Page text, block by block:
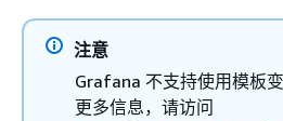
注意
Grafana 不支持使用模板
更多信息，请访问